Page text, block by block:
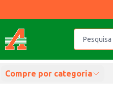
Compre por categoria